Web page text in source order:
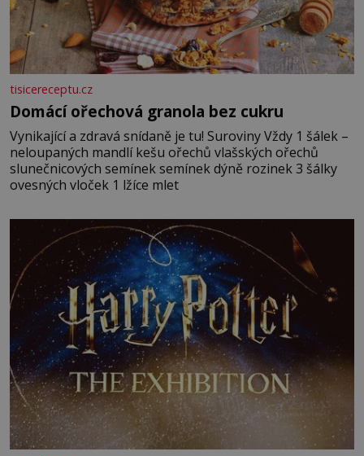
tisicereceptu.cz
Domácí ořechová granola bez cukru
Vynikající a zdravá snídaně je tu! Suroviny Vždy 1 šálek –
neloupaných mandlí kešu ořechů vlašských ořechů
slunečnicových semínek semínek dýně rozinek 3 šálky
ovesných vloček 1 lžíce mlet